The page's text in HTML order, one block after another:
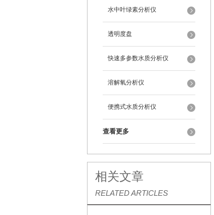
水中叶绿素分析仪
透明度盘
快速多参数水质分析仪
溶解氧分析仪
便携式水质分析仪
查看更多
相关文章
RELATED ARTICLES